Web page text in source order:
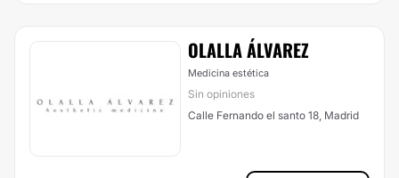
OLALLA ÁLVAREZ
Medicina estética
Sin opiniones
Calle Fernando el santo 18, Madrid